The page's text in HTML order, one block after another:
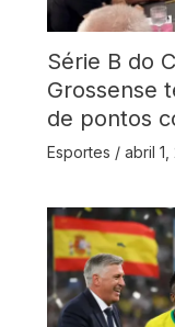
Série B do
Grossense
de pontos
Esportes / abril 1,